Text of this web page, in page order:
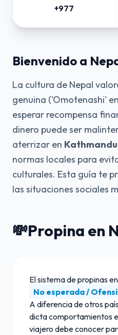
+977
Bienvenido a
La cultura de Nepal
genuina ('Omotenashi'
esperar recompensa
dinero puede ser
aterrizar en Kathmandu
normas locales para
culturales. Esta guía te
las situaciones sociales
💸Propina en
El sistema de propinas en
No esperada /
A diferencia de otros
dicta comportamientos
viajero debe conocer